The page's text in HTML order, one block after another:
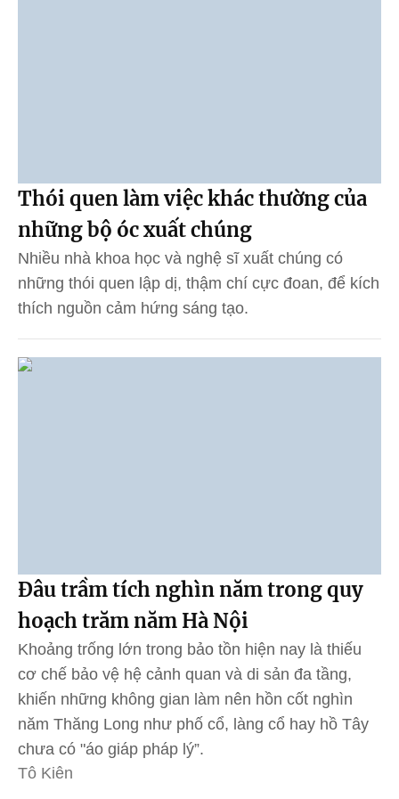
Thói quen làm việc khác thường của
những bộ óc xuất chúng
Nhiều nhà khoa học và nghệ sĩ xuất chúng có
những thói quen lập dị, thậm chí cực đoan, để kích
thích nguồn cảm hứng sáng tạo.
Đâu trầm tích nghìn năm trong quy
hoạch trăm năm Hà Nội
Khoảng trống lớn trong bảo tồn hiện nay là thiếu
cơ chế bảo vệ hệ cảnh quan và di sản đa tầng,
khiến những không gian làm nên hồn cốt nghìn
năm Thăng Long như phố cổ, làng cổ hay hồ Tây
chưa có "áo giáp pháp lý”.
Tô Kiên